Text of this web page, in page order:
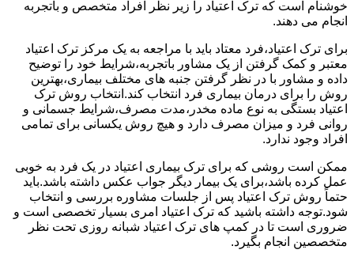
خوشنام است که ترک اعتیاد را زیر نظر افراد متخصص و باتجربه
انجام می دهند.
برای ترک اعتیاد،فرد معتاد باید با مراجعه به یک مرکز ترک اعتیاد
معتبر و کمک گرفتن از یک مشاور باتجربه،شرایط خود را توضیح
داده و مشاور با در نظر گرفتن جنبه های مختلف بیماری،بهترین
روش را برای درمان بیماری فرد انتخاب کند.انتخاب روش ترک
اعتیاد بستگی به نوع ماده مخدر،مدت مصرف،شرایط جسمانی و
روانی فرد و میزان مصرف دارد و هیچ روش یکسانی برای تمامی
افراد وجود ندارد.
ممکن است روشی که برای ترک بیماری اعتیاد در یک فرد به خوبی
عمل کرده باشد،برای یک بیمار دیگر جواب عکس داشته باشد.باید
حتماً روش ترک اعتیاد پس از جلسات مشاوره بررسی و انتخاب
شود.توجه داشته باشید که ترک اعتیاد امری بسیار تخصصی است و
ضروری است تا در کمپ های ترک اعتیاد شبانه روزی تحت نظر
متخصصین انجام بگیرد.